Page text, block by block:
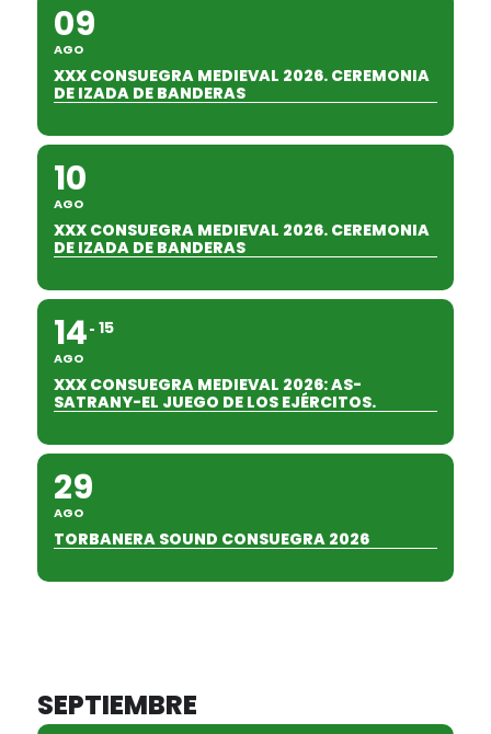
09
AGO
XXX CONSUEGRA MEDIEVAL 2026. CEREMONIA
DE IZADA DE BANDERAS
10
AGO
XXX CONSUEGRA MEDIEVAL 2026. CEREMONIA
DE IZADA DE BANDERAS
14
AGO
15
XXX CONSUEGRA MEDIEVAL 2026: AS-
SATRANY-EL JUEGO DE LOS EJÉRCITOS.
29
AGO
TORBANERA SOUND CONSUEGRA 2026
SEPTIEMBRE